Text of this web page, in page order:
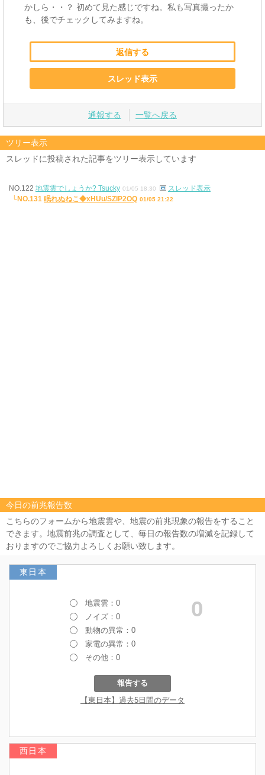
かしら・・？ 初めて見た感じですね。私も写真撮ったか
も、後でチェックしてみますね。
返信する
スレッド表示
通報する 一覧へ戻る
ツリー表示
スレッドに投稿された記事をツリー表示しています
NO.122 地震雲でしょうか? Tsucky 01/05 18:30
スレッド表示
└NO.131 眠れぬねこ◆xHUu/SZIP2OQ 01/05 21:22
今日の前兆報告数
こちらのフォームから地震雲や、地震の前兆現象の報告をすること
できます。地震前兆の調査として、毎日の報告数の増減を記録して
おりますのでご協力よろしくお願い致します。
東日本
西日本